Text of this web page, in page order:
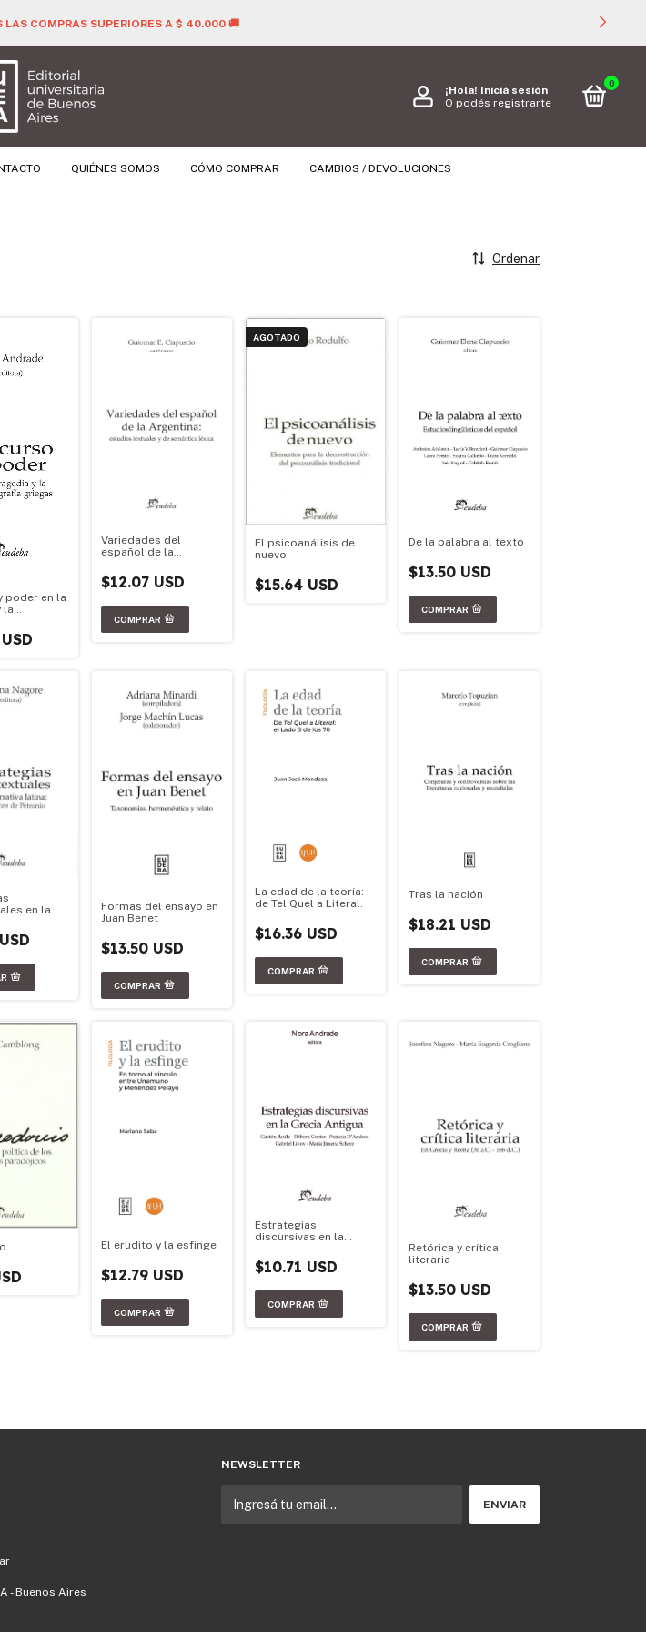
COMPRAS SUPERIORES A $ 40.000 🚚
¡Hola! Iniciá sesión
O podés registrarte
0
QUIÉNES SOMOS CÓMO COMPRAR CAMBIOS / DEVOLUCIONES
Ordenar
poder en la
la
Variedades del
español de la
textuales y de
semántica léxica
$12.07 USD
AGOTADO
El psicoanálisis de
nuevo
$15.64 USD
De la palabra al texto
$13.50 USD
en la
Formas del ensayo en
Juan Benet
$13.50 USD
La edad de la teoría:
de Tel Quel a Literal.
$16.36 USD
Tras la nación
$18.21 USD
El erudito y la esfinge
$12.79 USD
Estrategias
discursivas en la
$10.71 USD
Retórica y crítica
literaria
$13.50 USD
- Buenos Aires
NEWSLETTER